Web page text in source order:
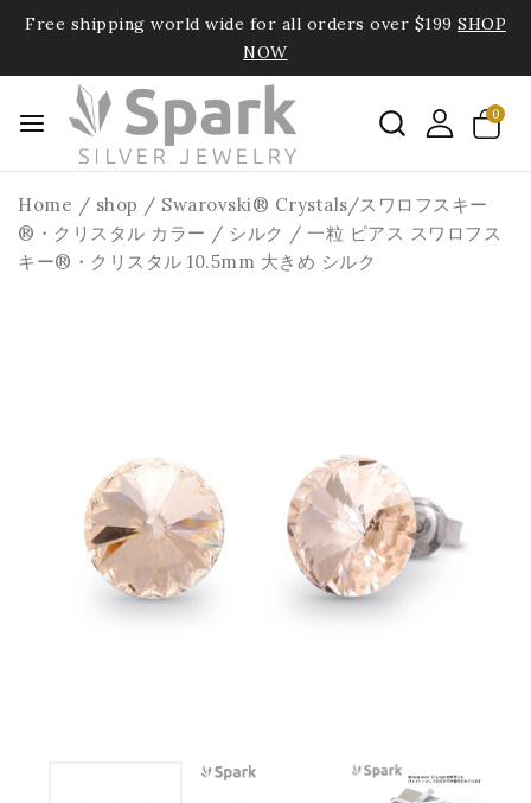
Free shipping world wide for all orders over $199 SHOP
NOW
0
Home / shop / Swarovski® Crystals/スワロフスキー
®・クリスタル カラー / シルク / 一粒 ピアス スワロフス
キー®・クリスタル 10.5mm 大きめ シルク